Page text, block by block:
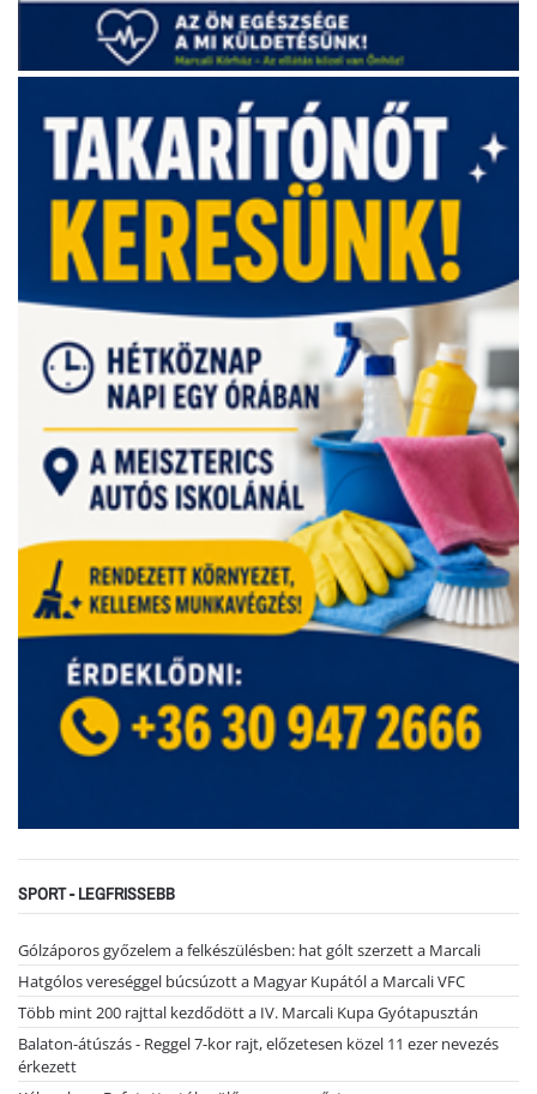
SPORT - LEGFRISSEBB
Gólzáporos győzelem a felkészülésben: hat gólt szerzett a Marcali
Hatgólos vereséggel búcsúzott a Magyar Kupától a Marcali VFC
Több mint 200 rajttal kezdődött a IV. Marcali Kupa Gyótapusztán
Balaton-átúszás - Reggel 7-kor rajt, előzetesen közel 11 ezer nevezés
érkezett